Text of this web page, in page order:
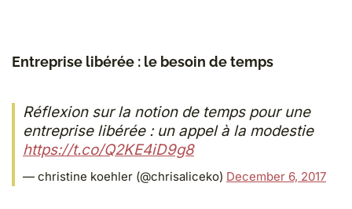
Entreprise libérée : le besoin de temps
Réflexion sur la notion de temps pour une
entreprise libérée : un appel à la modestie
https://t.co/Q2KE4iD9g8
— christine koehler (@chrisaliceko) December 6, 2017